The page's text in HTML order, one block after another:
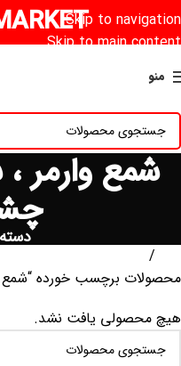
Skip to navigation
Skip to main content
منو
شمع وارمر
محصولات برچسب خورده “شمع
هیچ محصولی یافت نشد.